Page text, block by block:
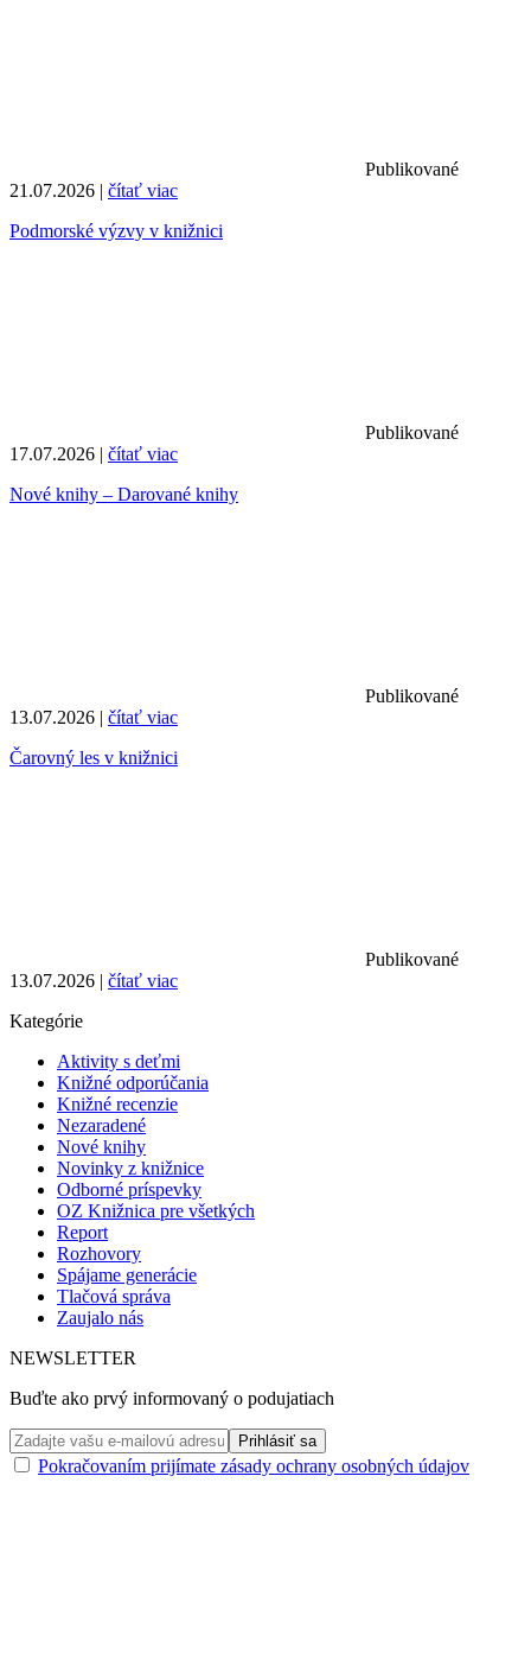
Publikované
21.07.2026 | čítať viac
Podmorské výzvy v knižnici
Publikované
17.07.2026 | čítať viac
Nové knihy – Darované knihy
Publikované
13.07.2026 | čítať viac
Čarovný les v knižnici
Publikované
13.07.2026 | čítať viac
Kategórie
Aktivity s deťmi
Knižné odporúčania
Knižné recenzie
Nezaradené
Nové knihy
Novinky z knižnice
Odborné príspevky
OZ Knižnica pre všetkých
Report
Rozhovory
Spájame generácie
Tlačová správa
Zaujalo nás
NEWSLETTER
Buďte ako prvý informovaný o podujatiach
Pokračovaním prijímate zásady ochrany osobných údajov